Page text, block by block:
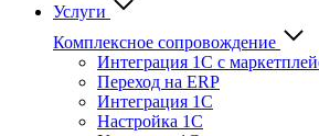
Услуги
Комплексное сопровождение
Интеграция 1С с
Переход на ERP
Интеграция 1С
Настройка 1С